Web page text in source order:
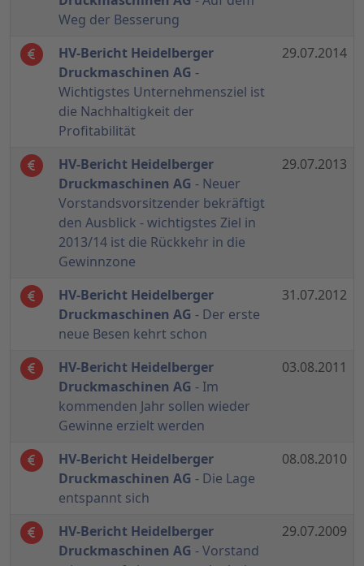
Weg der Besserung
HV-Bericht Heidelberger
Druckmaschinen AG -
Wichtigstes Unternehmensziel ist
die Nachhaltigkeit der
Profitabilität
29.07.2014
HV-Bericht Heidelberger
Druckmaschinen AG - Neuer
Vorstandsvorsitzender bekräftigt
den Ausblick - wichtigstes Ziel in
2013/14 ist die Rückkehr in die
Gewinnzone
29.07.2013
HV-Bericht Heidelberger
Druckmaschinen AG - Der erste
neue Besen kehrt schon
31.07.2012
HV-Bericht Heidelberger
Druckmaschinen AG - Im
kommenden Jahr sollen wieder
Gewinne erzielt werden
03.08.2011
HV-Bericht Heidelberger
Druckmaschinen AG - Die Lage
entspannt sich
08.08.2010
HV-Bericht Heidelberger
Druckmaschinen AG - Vorstand
29.07.2009